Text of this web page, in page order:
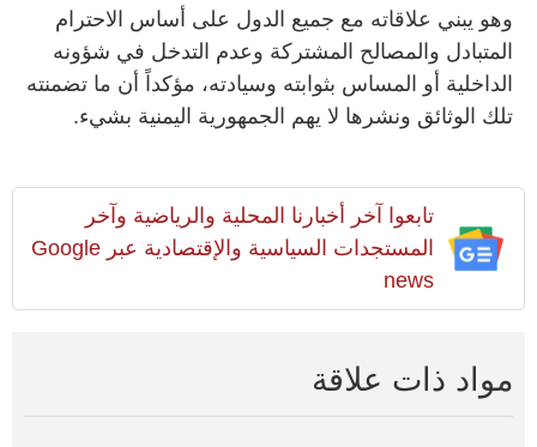
وهو يبني علاقاته مع جميع الدول على أساس الاحترام
المتبادل والمصالح المشتركة وعدم التدخل في شؤونه
الداخلية أو المساس بثوابته وسيادته، مؤكداً أن ما تضمنته
تلك الوثائق ونشرها لا يهم الجمهورية اليمنية بشيء.
تابعوا آخر أخبارنا المحلية والرياضية وآخر
المستجدات السياسية والإقتصادية عبر Google
news
مواد ذات علاقة